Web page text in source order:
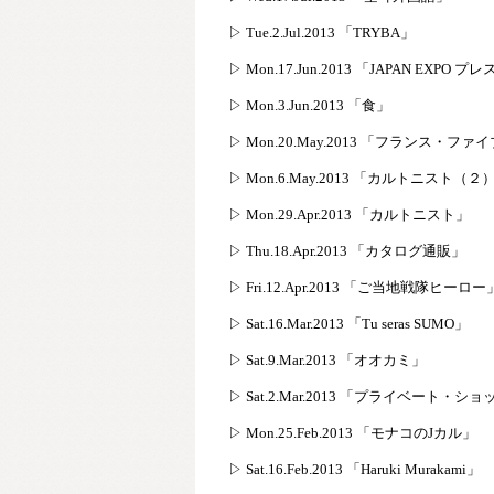
▷ Tue.2.Jul.2013 「TRYBA」
▷ Mon.17.Jun.2013 「JAPAN EXPO プレ
▷ Mon.3.Jun.2013 「食」
▷ Mon.20.May.2013 「フランス・ファイ
▷ Mon.6.May.2013 「カルトニスト（２）
▷ Mon.29.Apr.2013 「カルトニスト」
▷ Thu.18.Apr.2013 「カタログ通販」
▷ Fri.12.Apr.2013 「ご当地戦隊ヒーロー」
▷ Sat.16.Mar.2013 「Tu seras SUMO」
▷ Sat.9.Mar.2013 「オオカミ」
▷ Sat.2.Mar.2013 「プライベート・ショ
▷ Mon.25.Feb.2013 「モナコのJカル」
▷ Sat.16.Feb.2013 「Haruki Murakami」